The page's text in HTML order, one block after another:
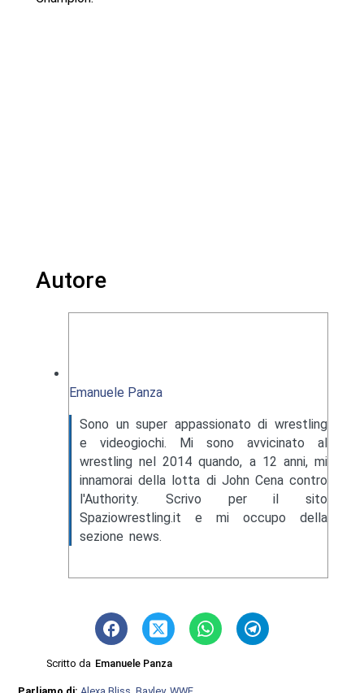
Autore
Emanuele Panza
Sono un super appassionato di wrestling
e videogiochi. Mi sono avvicinato al
wrestling nel 2014 quando, a 12 anni, mi
innamorai della lotta di John Cena contro
l'Authority. Scrivo per il sito
Spaziowrestling.it e mi occupo della
sezione news.
Scritto da Emanuele Panza